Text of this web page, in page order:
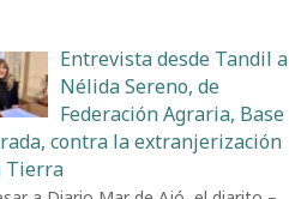
Entrevista desde Tandil a
Nélida Sereno, de
Federación Agraria, Base
contra la extranjerización
Tierra